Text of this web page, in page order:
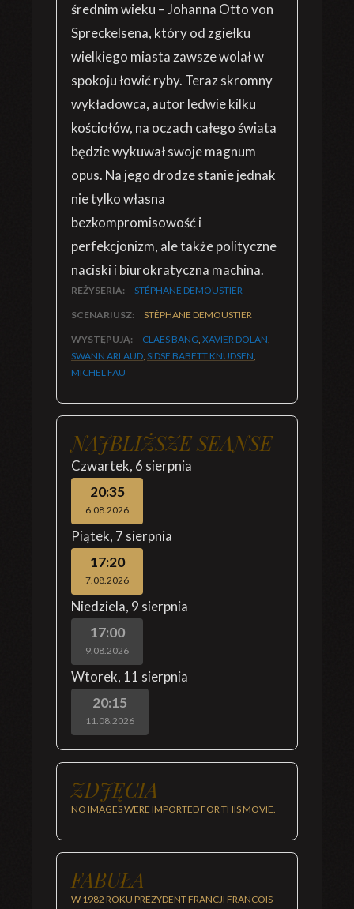
średnim wieku – Johanna Otto von
Spreckelsena, który od zgiełku
wielkiego miasta zawsze wolał w
spokoju łowić ryby. Teraz skromny
wykładowca, autor ledwie kilku
kościołów, na oczach całego świata
będzie wykuwał swoje magnum
opus. Na jego drodze stanie jednak
nie tylko własna
bezkompromisowość i
perfekcjonizm, ale także polityczne
naciski i biurokratyczna machina.
REŻYSERIA: STÉPHANE DEMOUSTIER
SCENARIUSZ: STÉPHANE DEMOUSTIER
WYSTĘPUJĄ: CLAES BANG, XAVIER DOLAN,
SWANN ARLAUD, SIDSE BABETT KNUDSEN,
MICHEL FAU
NAJBLIŻSZE SEANSE
Czwartek, 6 sierpnia
20:35
6.08.2026
Piątek, 7 sierpnia
17:20
7.08.2026
Niedziela, 9 sierpnia
17:00
9.08.2026
Wtorek, 11 sierpnia
20:15
11.08.2026
ZDJĘCIA
NO IMAGES WERE IMPORTED FOR THIS MOVIE.
FABUŁA
W 1982 ROKU PREZYDENT FRANCJI FRANCOIS